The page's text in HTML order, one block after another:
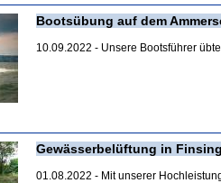
Bootsübung auf dem
10.09.2022 - Unsere Bootsführer
Gewässerbelüftung in
01.08.2022 - Mit unserer